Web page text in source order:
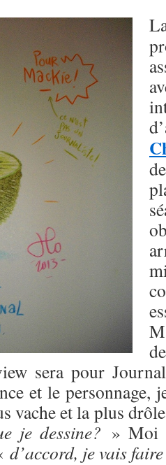
sera pour
et le personnage,
vache et la plus
je dessine? »
d’accord, je vais